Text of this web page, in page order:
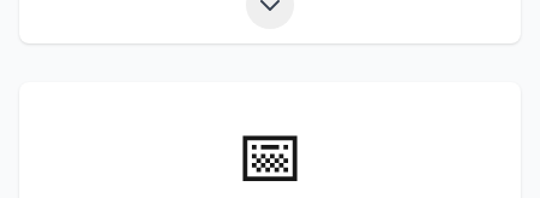
Festa dell’Uva e manifestazioni dedicate alle
pignatte in terracotta, oltre alla festa patronale. Gli
📅